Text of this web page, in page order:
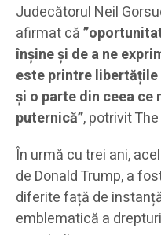
Judecătorul Neil
afirmat că”
înșine și de a ne
este printre
și o parte din ceea ce
puternică”, potrivit
În urmă cu trei ani,
de Donald Trump, a
diferite față de
emblematică a